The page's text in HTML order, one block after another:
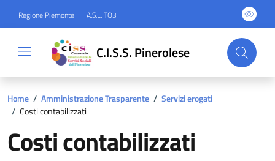
Regione Piemonte A.S.L. TO3
C.I.S.S. Pinerolese
Home / Amministrazione Trasparente / Servizi erogati
/ Costi contabilizzati
Costi contabilizzati